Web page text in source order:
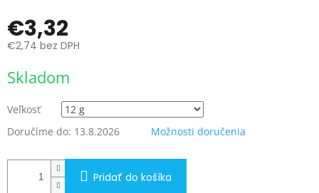
€3,32
€2,74 bez DPH
cena:
Skladom
Veľkosť
Doručíme do: 13.8.2026 Možnosti doručenia
Pridať do košíka